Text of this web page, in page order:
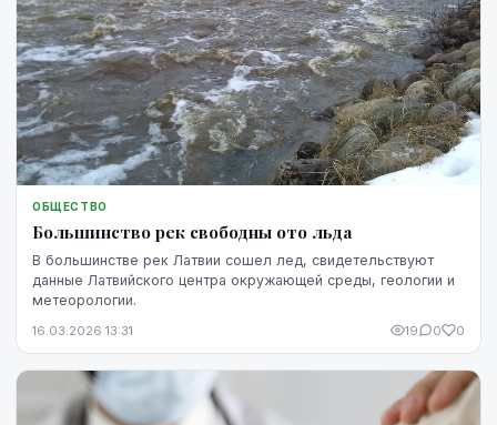
ОБЩЕСТВО
Большинство рек свободны ото льда
В большинстве рек Латвии сошел лед, свидетельствуют
данные Латвийского центра окружающей среды, геологии и
метеорологии.
16.03.2026 13:31 19 0 0